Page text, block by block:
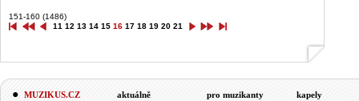
151-160 (1486)
11 12 13 14 15 16 17 18 19 20 21
MUZIKUS.CZ
aktuálně
pro muzikanty
kapely